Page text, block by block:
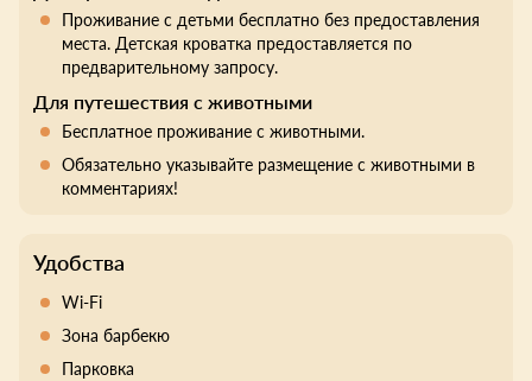
Проживание с детьми бесплатно без предоставления
места. Детская кроватка предоставляется по
предварительному запросу.
Для путешествия с животными
Бесплатное проживание с животными.
Обязательно указывайте размещение с животными в
комментариях!
Удобства
Wi-Fi
Зона барбекю
Парковка